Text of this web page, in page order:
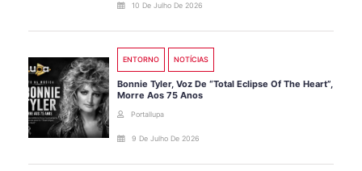
10 De Julho De 2026
ENTORNO NOTÍCIAS
Bonnie Tyler, Voz De “Total Eclipse Of The Heart”,
Morre Aos 75 Anos
Portallupa
9 De Julho De 2026